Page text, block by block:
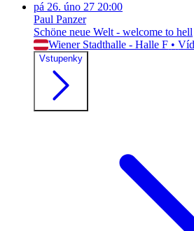
pá 26. úno 27 20:00
Paul Panzer
Schöne neue Welt - welcome to hell
Wiener Stadthalle - Halle F •
Vstupenky